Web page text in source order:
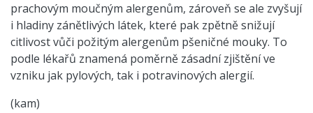
prachovým moučným alergenům, zároveň se ale zvyšují
i hladiny zánětlivých látek, které pak zpětně snižují
citlivost vůči požitým alergenům pšeničné mouky. To
podle lékařů znamená poměrně zásadní zjištění ve
vzniku jak pylových, tak i potravinových alergií.
(kam)